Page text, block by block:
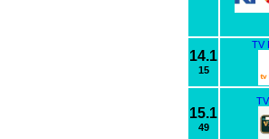
14.1
15
TV
15.1
49